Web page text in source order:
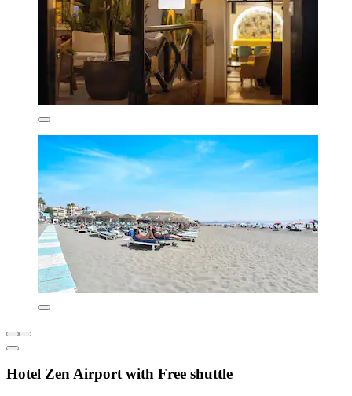
Hotel Zen Airport with Free shuttle